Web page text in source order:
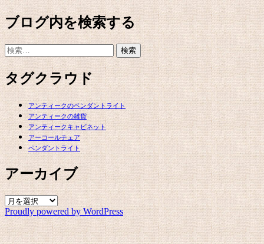
ブログ内を検索する
検
索:
タグクラウド
アンティークのペンダントライト
アンティークの雑貨
アンティークキャビネット
アーコールチェア
ペンダントライト
アーカイブ
ア
ー
カ
イ
Proudly powered by WordPress